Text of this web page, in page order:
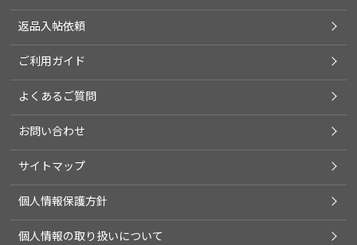
返品入帖依頼
ご利用ガイド
よくあるご質問
お問い合わせ
サイトマップ
個人情報保護方針
個人情報の取り扱いについて